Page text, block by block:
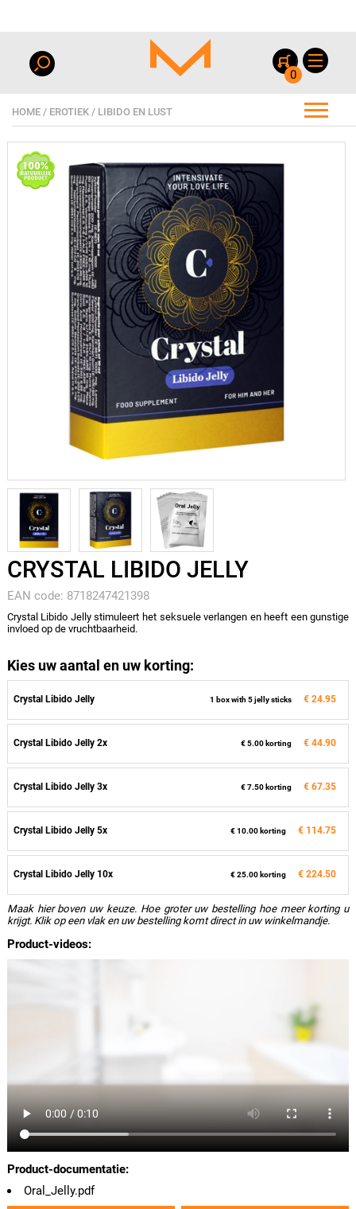
0
HOME / EROTIEK / LIBIDO EN LUST
CRYSTAL LIBIDO JELLY
EAN code: 8718247421398
Crystal Libido Jelly stimuleert het seksuele verlangen en heeft een gunstige
invloed op de vruchtbaarheid.
Kies uw aantal en uw korting:
Crystal Libido Jelly 1 box with 5 jelly sticks € 24.95
Crystal Libido Jelly 2x € 5.00 korting € 44.90
Crystal Libido Jelly 3x € 7.50 korting € 67.35
Crystal Libido Jelly 5x € 10.00 korting € 114.75
Crystal Libido Jelly 10x € 25.00 korting € 224.50
Maak hier boven uw keuze. Hoe groter uw bestelling hoe meer korting u
krijgt. Klik op een vlak en uw bestelling komt direct in uw winkelmandje.
Product-videos:
Product-documentatie:
Oral_Jelly.pdf